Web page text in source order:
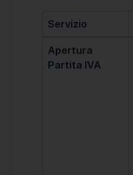
Servizio
Apertura
Partita IVA